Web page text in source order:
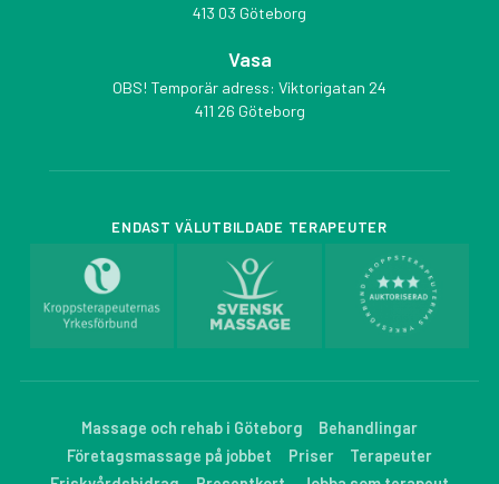
413 03 Göteborg
Vasa
OBS! Temporär adress: Viktorigatan 24
411 26 Göteborg
ENDAST VÄLUTBILDADE TERAPEUTER
Massage och rehab i Göteborg
Behandlingar
Företagsmassage på jobbet
Priser
Terapeuter